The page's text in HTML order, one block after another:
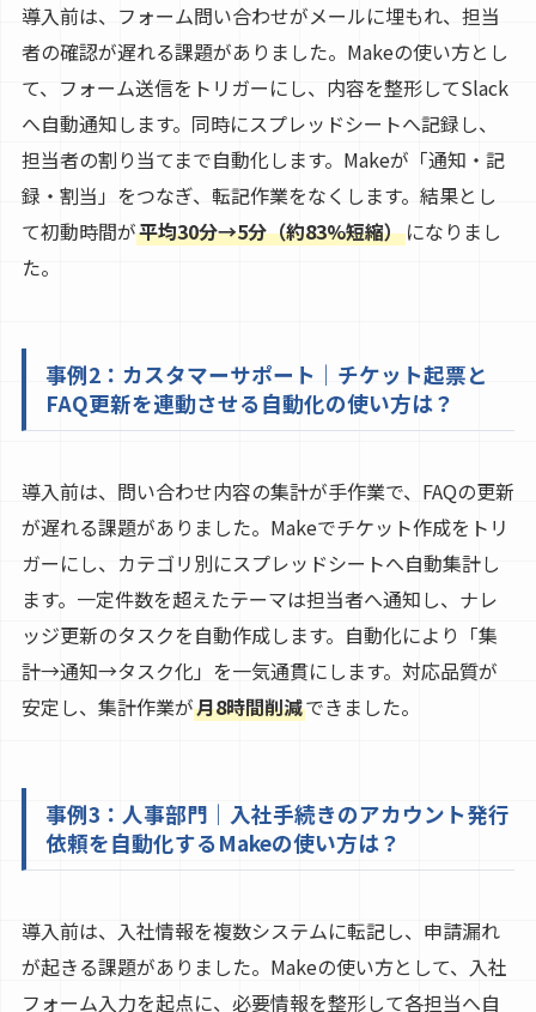
導入前は、フォーム問い合わせがメールに埋もれ、担当
者の確認が遅れる課題がありました。Makeの使い方とし
て、フォーム送信をトリガーにし、内容を整形してSlack
へ自動通知します。同時にスプレッドシートへ記録し、
担当者の割り当てまで自動化します。Makeが「通知・記
録・割当」をつなぎ、転記作業をなくします。結果とし
て初動時間が平均30分→5分（約83%短縮）になりまし
た。
事例2：カスタマーサポート｜チケット起票と
FAQ更新を連動させる自動化の使い方は？
導入前は、問い合わせ内容の集計が手作業で、FAQの更新
が遅れる課題がありました。Makeでチケット作成をトリ
ガーにし、カテゴリ別にスプレッドシートへ自動集計し
ます。一定件数を超えたテーマは担当者へ通知し、ナレ
ッジ更新のタスクを自動作成します。自動化により「集
計→通知→タスク化」を一気通貫にします。対応品質が
安定し、集計作業が月8時間削減できました。
事例3：人事部門｜入社手続きのアカウント発行
依頼を自動化するMakeの使い方は？
導入前は、入社情報を複数システムに転記し、申請漏れ
が起きる課題がありました。Makeの使い方として、入社
フォーム入力を起点に、必要情報を整形して各担当へ自